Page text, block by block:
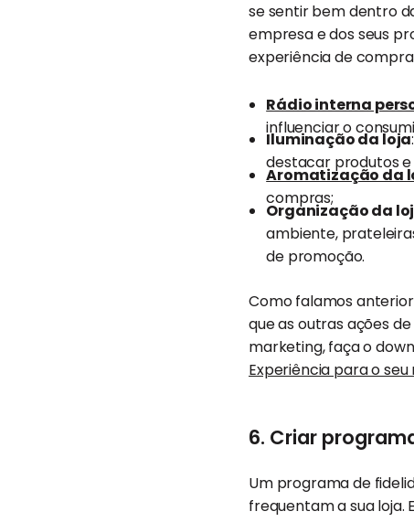
se sentir bem dentro
empresa e dos seus
experiência de
Rádio interna
influenciar o
Iluminação da loja
destacar produtos
Aromatização da
compras;
Organização da
ambiente,
de promoção.
Como falamos
que as outras ações
marketing, faça o
Experiência para o seu
6. Criar
Um programa de
frequentam a sua